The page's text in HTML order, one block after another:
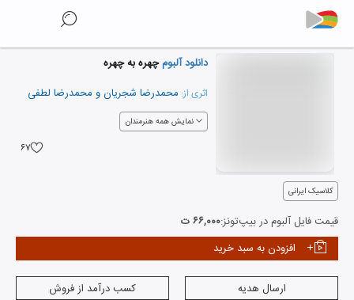
دانلود آلبومچهره به چهره
اثری از: محمدرضا شجریانو محمدرضا لطفی
نمایش همه هنرمندان
۶۷
کلاسیک ایرانی
قیمت فایل آلبوم در بیپ‌تونز:۶۶,۰۰۰ ت
افزودن به سبد خرید
ارسال هدیه کسب درآمد از فروش